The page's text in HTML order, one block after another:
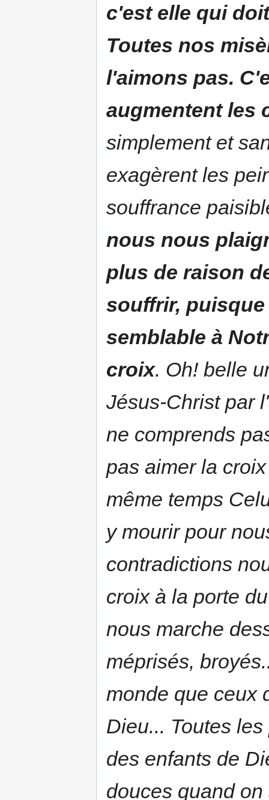
c'est elle qui
Toutes nos
l'aimons pas.
augmentent les
simplement et
exagèrent les
souffrance
nous nous
plus de raison
souffrir,
semblable à
croix. Oh! belle
Jésus-Christ par
ne comprends
pas aimer la
même temps
y mourir pour
contradictions
croix à la porte
nous marche
méprisés,
monde que ceux
Dieu... Toutes
des enfants de
douces quand